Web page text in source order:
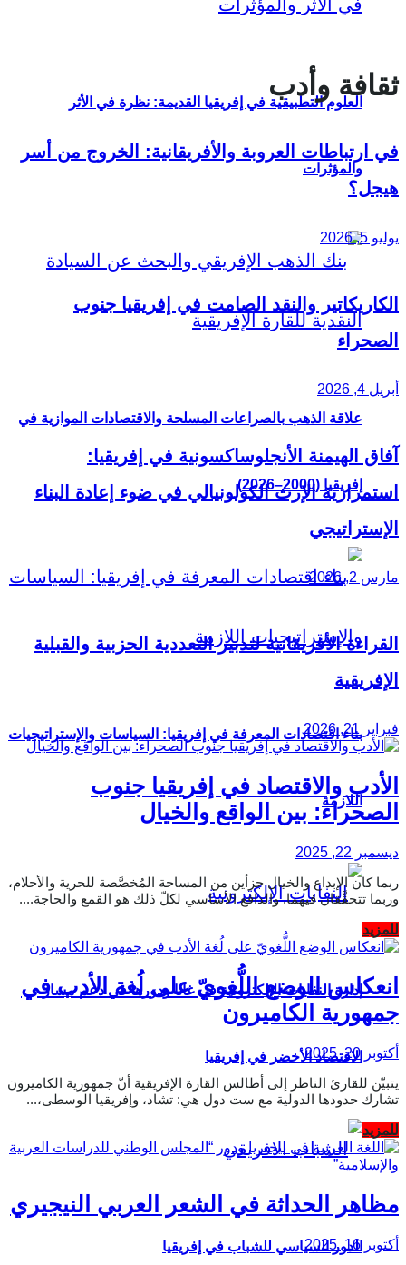
العلوم التطبيقية في إفريقيا القديمة: نظرة في الأثر
والمؤثرات
علاقة الذهب بالصراعات المسلحة والاقتصادات الموازية في
إفريقيا (2000–2026)
بناء اقتصادات المعرفة في إفريقيا: السياسات والإستراتيجيات
اللازمة
إدارة النفايات الإلكترونية في غانا ودورها في دعم مسار
الاقتصاد الأخضر في إفريقيا
الدور السياسي للشباب في إفريقيا
ثقافة وأدب
في ارتباطات العروبة والأفريقانية: الخروج من أسر
هيجل؟
يوليو 5, 2026
الكاريكاتير والنقد الصامت في إفريقيا جنوب
الصحراء
أبريل 4, 2026
آفاق الهيمنة الأنجلوساكسونية في إفريقيا:
استمرارية الإرث الكولونيالي في ضوء إعادة البناء
الإستراتيجي
مارس 2, 2026
القراءة الأفريقانية لتدبير التعددية الحزبية والقبلية
الإفريقية
فبراير 21, 2026
الأدب والاقتصاد في إفريقيا جنوب
الصحراء: بين الواقع والخيال
ديسمبر 22, 2025
ربما كان الإبداع والخيال جزأين من المساحة المُخصَّصة للحرية والأحلام،
وربما تتحقَّقان فيهما. والدافع الأساسي لكلّ ذلك هو القمع والحاجة....
للمزيدDetails
انعكاس الوضع اللُّغويّ على لُغة الأدب في
جمهورية الكاميرون
أكتوبر 20, 2025
يتبيّن للقارئ الناظر إلى أطالس القارة الإفريقية أنّ جمهورية الكاميرون
تشارك حدودها الدولية مع ست دول هي: تشاد، وإفريقيا الوسطى،...
للمزيدDetails
مظاهر الحداثة في الشعر العربي النيجيري
أكتوبر 16, 2025